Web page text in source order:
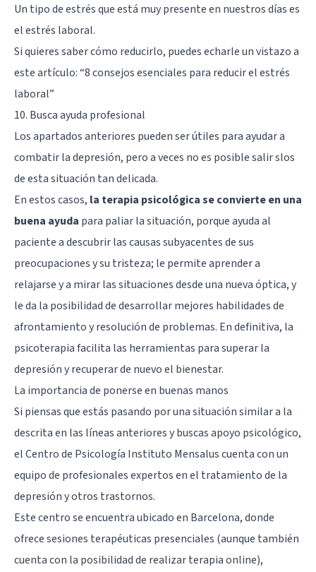
Un tipo de estrés que está muy presente en nuestros días es
el estrés laboral.
Si quieres saber cómo reducirlo, puedes echarle un vistazo a
este artículo: “8 consejos esenciales para reducir el estrés
laboral”
10. Busca ayuda profesional
Los apartados anteriores pueden ser útiles para ayudar a
combatir la depresión, pero a veces no es posible salir slos
de esta situación tan delicada.
En estos casos, la terapia psicológica se convierte en una
buena ayuda para paliar la situación, porque ayuda al
paciente a descubrir las causas subyacentes de sus
preocupaciones y su tristeza; le permite aprender a
relajarse y a mirar las situaciones desde una nueva óptica, y
le da la posibilidad de desarrollar mejores habilidades de
afrontamiento y resolución de problemas. En definitiva, la
psicoterapia facilita las herramientas para superar la
depresión y recuperar de nuevo el bienestar.
La importancia de ponerse en buenas manos
Si piensas que estás pasando por una situación similar a la
descrita en las líneas anteriores y buscas apoyo psicológico,
el Centro de Psicología Instituto Mensalus cuenta con un
equipo de profesionales expertos en el tratamiento de la
depresión y otros trastornos.
Este centro se encuentra ubicado en Barcelona, donde
ofrece sesiones terapéuticas presenciales (aunque también
cuenta con la posibilidad de realizar terapia online),